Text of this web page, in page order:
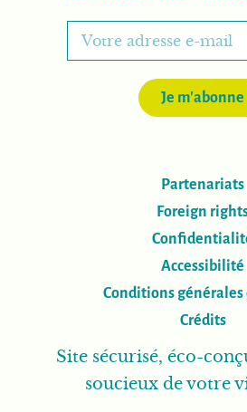
Je m'abonne
Partenariats
Foreign
Accessibilité
Conditions générales
Crédits
Site sécurisé, éco-
soucieux de votre